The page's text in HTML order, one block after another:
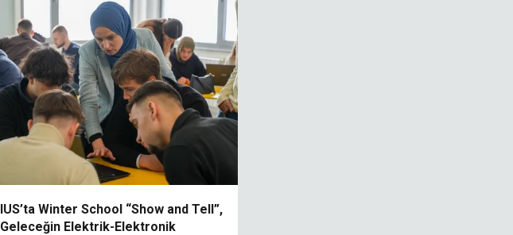
IUS’ta Winter School “Show and Tell”,
Geleceğin Elektrik-Elektronik